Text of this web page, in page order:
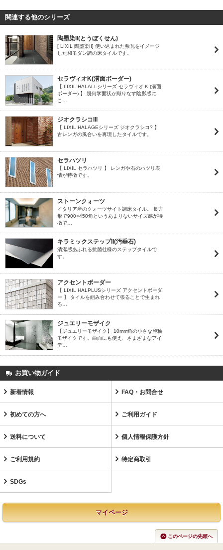
関連する他のシリーズ
陶墨染II(とうぼくせん)
[ LIXIL 陶墨染II] 使い込まれた敷瓦をイメージ
した和モダン調の床タイルです。
セラヴィオK(溝面ボーダー)
【 LIXIL HALALLシリーズ セラヴィオ K (溝面
ボーダー) 】 幾何学面状が織りなす陰影感に
こ…
ジオクラシコIII
【 LIXIL HALAGEシリーズ ジオクラシコ? 】
古レンガの風合いを再現したタイルです。
セラハツリ
【 LIXIL セラハツリ 】 レンガや石のハツリ表
情が特徴です。
ストーンクォーツ
イタリア産のクォーツサイト調床タイル。 長方
形で900×450角というあまりないサイズ感が特
徴で…
キラミックステップII(汚垂石)
清潔感あふれる抗菌仕様のステップタイルで
す。
アクセントボーダー
【 LIXIL HALPLUSシリーズ アクセントボーダ
ー 】 タイルを組み合わせて張ることで生まれ
る…
ジュエリーモザイク
【ジュエリーモザイク】 10mm角の小さな施釉
モザイクです。曲面にも使え、さまざまなアイ
デ…
お買い物ガイド
新着情報 FAQ・お問合せ
初めての方へ ご利用ガイド
送料について 個人情報保護方針
ご利用規約 特定商取引
SDGs
マイページ
このページの先頭へ